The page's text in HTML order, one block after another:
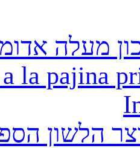
מעלה
la pajina
הלשון